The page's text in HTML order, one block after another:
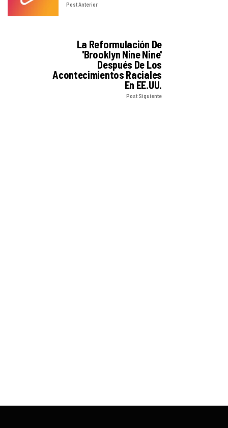
Post Anterior
La Reformulación De
'Brooklyn Nine Nine'
Después De Los
Acontecimientos Raciales
En EE.UU.
Post Siguiente